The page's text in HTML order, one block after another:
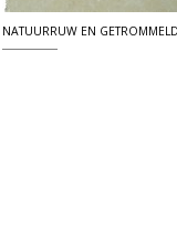
NATUURRUW EN